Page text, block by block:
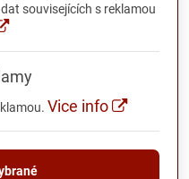
souvisejících s reklamou
Vice info